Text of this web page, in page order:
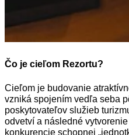
Školstvo
Ekonomika
Čo je cieľom Rezortu?
Cieľom je budovanie
vzniká spojením vedľa seba
poskytovateľov služieb
odvetví a následné
konkurencie schopnej